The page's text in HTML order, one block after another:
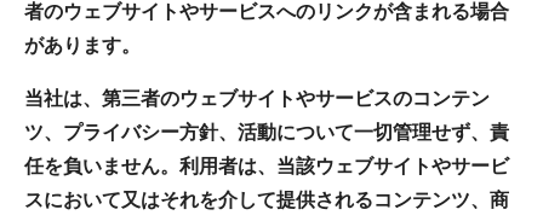
者のウェブサイトやサービスへのリンクが含まれる場合
があります。
当社は、第三者のウェブサイトやサービスのコンテン
ツ、プライバシー方針、活動について一切管理せず、責
任を負いません。利用者は、当該ウェブサイトやサービ
スにおいて又はそれを介して提供されるコンテンツ、商